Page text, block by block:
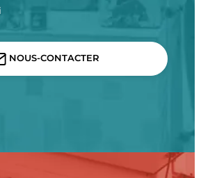
NOUS-CONTACTER